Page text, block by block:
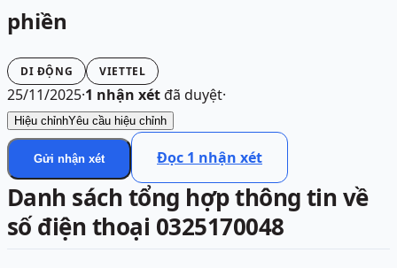
phiền
DI ĐỘNG VIETTEL
25/11/2025·1 nhận xétđã duyệt·
Hiệu chỉnhYêu cầu hiệu chỉnh
Gửi nhận xét Đọc 1 nhận xét
Danh sách tổng hợp thông tin về
số điện thoại 0325170048